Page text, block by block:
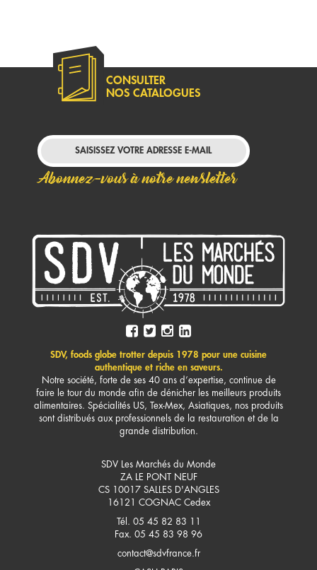
CONSULTER
NOS CATALOGUES
Abonnez-vous à notre newsletter
SDV, foods globe trotter depuis 1978 pour une cuisine
authentique et riche en saveurs.
Notre société, forte de ses 40 ans d’expertise, continue de
faire le tour du monde afin de dénicher les meilleurs produits
alimentaires. Spécialités US, Tex-Mex, Asiatiques, nos produits
sont distribués aux professionnels de la restauration et de la
grande distribution.
SDV Les Marchés du Monde
ZA LE PONT NEUF
CS 10017 SALLES D'ANGLES
16121
COGNAC Cedex
Tél. 05 45 82 83 11
Fax. 05 45 83 98 96
contact@sdvfrance.fr